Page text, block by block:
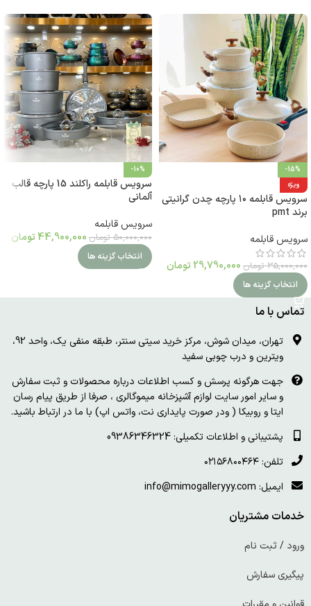
-15%
ویژه
سرویس قابلمه ۱۰ پارچه چدن گرانیتی
برند pmt
سرویس قابلمه
35,000,000 تومان 29,790,000 تومان
انتخاب گزینه ها
-10%
سرویس قابلمه راکلند 15 پارچه قالب
آلمانی
سرویس قابلمه
50,000,000 تومان 44,900,000 تومان
انتخاب گزینه ها
تماس با ما
تهران، میدان شوش، مرکز خرید سیتی سنتر، طبقه منفی یک، واحد 92،
ویترین و درب چوبی سفید
جهت هرگونه پرسش و کسب اطلاعات درباره محصولات و ثبت سفارش
و سایر امور سایت لوازم آشپزخانه میموگالری ، صرفا از طریق پیام رسان
ایتا و روبیکا ( ودر صورت پایداری نت، واتس اپ) با ما در ارتباط باشید.
پشتیبانی و اطلاعات تکمیلی: 09386346324
تلفن: ۰۲۱۵۶۸۰۰۴۶۴
ایمیل: info@mimogalleryyy.com
خدمات مشتریان
ورود / ثبت نام
پیگیری سفارش